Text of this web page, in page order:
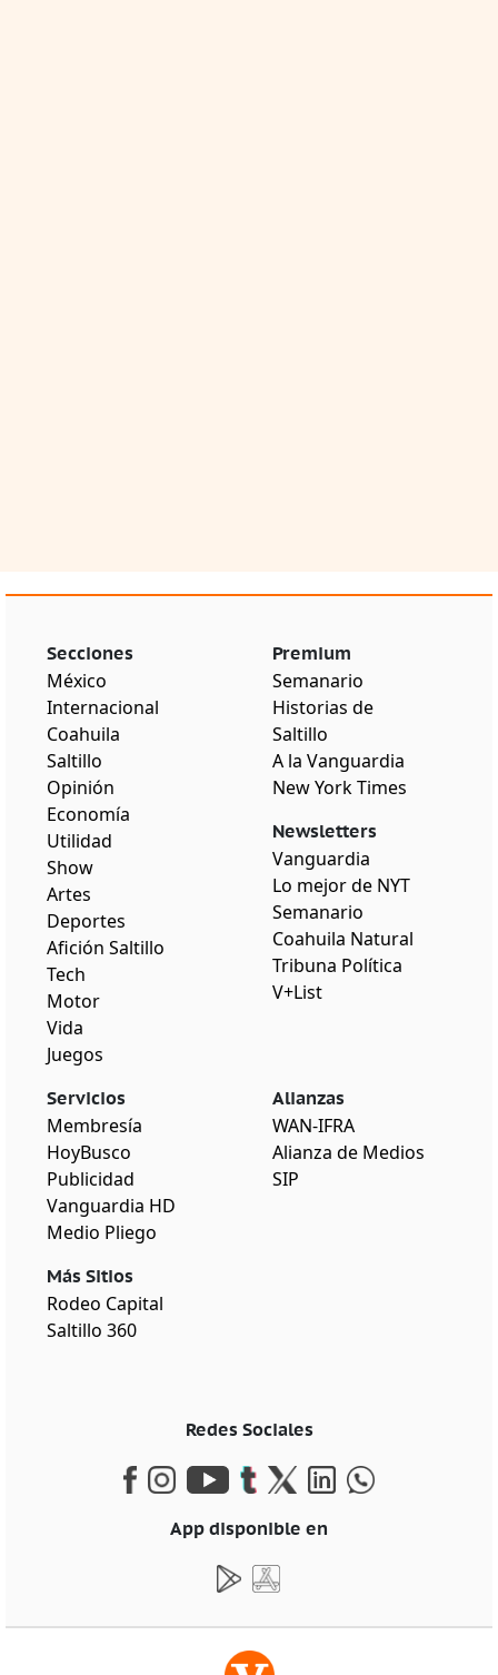
Secciones
México
Internacional
Coahuila
Saltillo
Opinión
Economía
Utilidad
Show
Artes
Deportes
Afición Saltillo
Tech
Motor
Vida
Juegos
Premium
Semanario
Historias de
Saltillo
A la Vanguardia
New York Times
Newsletters
Vanguardia
Lo mejor de NYT
Semanario
Coahuila Natural
Tribuna Política
V+List
Servicios
Membresía
HoyBusco
Publicidad
Vanguardia HD
Medio Pliego
Más Sitios
Rodeo Capital
Saltillo 360
Alianzas
WAN-IFRA
Alianza de Medios
SIP
Redes Sociales
App disponible en